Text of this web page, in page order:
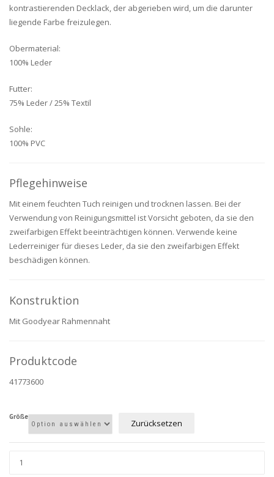
kontrastierenden Decklack, der abgerieben wird, um die darunter
liegende Farbe freizulegen.
Obermaterial:
100% Leder
Futter:
75% Leder / 25% Textil
Sohle:
100% PVC
Pflegehinweise
Mit einem feuchten Tuch reinigen und trocknen lassen. Bei der
Verwendung von Reinigungsmittel ist Vorsicht geboten, da sie den
zweifarbigen Effekt beeinträchtigen können. Verwende keine
Lederreiniger für dieses Leder, da sie den zweifarbigen Effekt
beschädigen können.
Konstruktion
Mit Goodyear Rahmennaht
Produktcode
41773600
Größe
Zurücksetzen